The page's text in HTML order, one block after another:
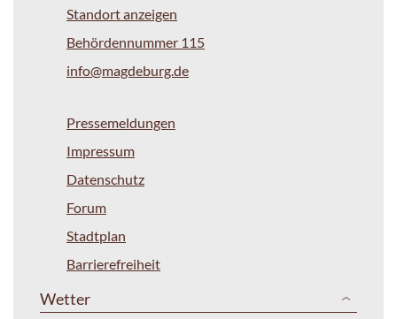
Standort anzeigen
Behördennummer 115
info@magdeburg.de
Pressemeldungen
Impressum
Datenschutz
Forum
Stadtplan
Barrierefreiheit
Wetter